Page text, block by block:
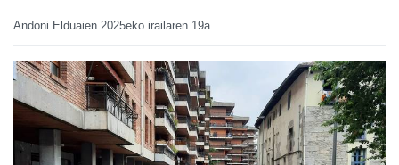
Andoni Elduaien 2025eko irailaren 19a